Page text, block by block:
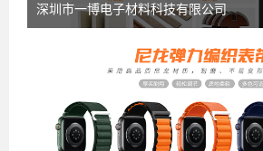
深圳市一博电子材料科技有限公司